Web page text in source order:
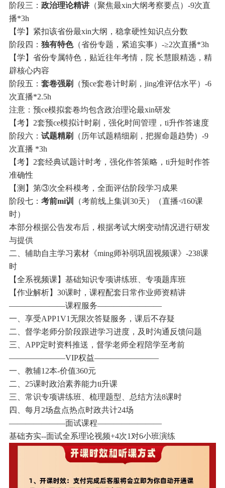
阶段三： 政治理论精讲（聚焦最xin大纲考察要点）-9次直
播*3h
【学】紧扣该省份最xin大纲，稳拿硬性知识点分数
阶段四： 独有特色（省份专题，紧追实事）-≥2次直播*3h
【学】省份专属特色，贴近往年考情，院 长慧眼精选，精
辟核心内容
阶段五： 套卷强刷
（预ce套卷计时刷，jing准评估水平）-6
次直播*2.5h
注意：预ce模拟套卷均包含政治理论最xin研发
【考】2套预ce模拟计时刷，强化时间管理，ti升作答速度
阶段六： 试题精刷
（历年试题精细刷，把握命题趋势）-9
次直播 *3h
【考】2套经典试题计时考，强化作答策略，ti升短时作答
准确性
【测】第③次全科模考，全面评估阶段学习成果
阶段七： 考前mi训
（考前线上集训30天）（直播≮160课
时）
本部分根据公告发布后，根据考试大纲变动情况进行研发
与提供
二、辅助自主学习素材《ming师补弱巩固视频课》-238课
时
【全系视频课】基础知识专项讲练班、专项题库班
【作业解析】30课时，课程配套日常作业师资精讲
———————课程服务————————
一、享受APP1V1无限次答疑服务，课后不存疑
二、督学老师分阶段跟进学习进度，及时沟通反馈问题
三、APP定时资料推送，督学老师全程陪学至考前
———————VIP权益————————
一、教辅12本-价值360元
二、25课时政治素养能力ti升课
三、常识专项讲练班、梳理题型、总结方法8课时
四、每月2场盘点热点时政共计24场
———————面试课程————————
基础夯实--面试全系理论视频+4次1对6小班演练